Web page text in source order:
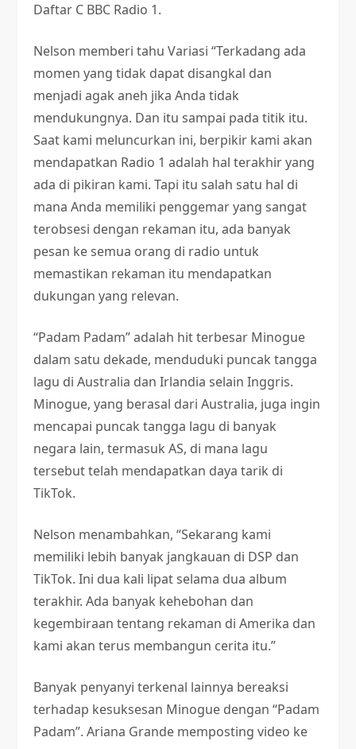
Daftar C BBC Radio 1.
Nelson memberi tahu Variasi “Terkadang ada
momen yang tidak dapat disangkal dan
menjadi agak aneh jika Anda tidak
mendukungnya. Dan itu sampai pada titik itu.
Saat kami meluncurkan ini, berpikir kami akan
mendapatkan Radio 1 adalah hal terakhir yang
ada di pikiran kami. Tapi itu salah satu hal di
mana Anda memiliki penggemar yang sangat
terobsesi dengan rekaman itu, ada banyak
pesan ke semua orang di radio untuk
memastikan rekaman itu mendapatkan
dukungan yang relevan.
“Padam Padam” adalah hit terbesar Minogue
dalam satu dekade, menduduki puncak tangga
lagu di Australia dan Irlandia selain Inggris.
Minogue, yang berasal dari Australia, juga ingin
mencapai puncak tangga lagu di banyak
negara lain, termasuk AS, di mana lagu
tersebut telah mendapatkan daya tarik di
TikTok.
Nelson menambahkan, “Sekarang kami
memiliki lebih banyak jangkauan di DSP dan
TikTok. Ini dua kali lipat selama dua album
terakhir. Ada banyak kehebohan dan
kegembiraan tentang rekaman di Amerika dan
kami akan terus membangun cerita itu.”
Banyak penyanyi terkenal lainnya bereaksi
terhadap kesuksesan Minogue dengan “Padam
Padam”. Ariana Grande memposting video ke